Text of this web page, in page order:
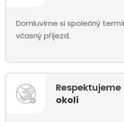
Domluvíme si společný
včasný příjezd.
Respektujeme
okolí